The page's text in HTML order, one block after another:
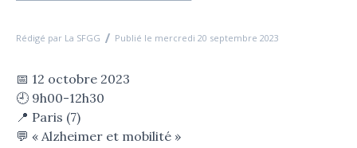
Rédigé par La SFGG Publié le mercredi 20 septembre 2023
📅 12 octobre 2023
🕘 9h00-12h30
📍 Paris (7)
💬 « Alzheimer et mobilité »